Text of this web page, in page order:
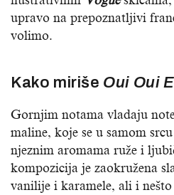
upravo na prepoznatljivi
volimo.
Kako miriše Oui Oui
Gornjim notama vladaju
maline, koje se u samom
njeznim aromama ruže i
kompozicija je zaokružena
vanilije i karamele, ali i